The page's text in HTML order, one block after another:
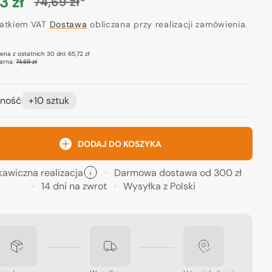
Cena
regularna
VAT Dostawa obliczana przy realizacji zamówienia.
z ostatnich 30 dni: 65,72 zł
74,69 zł
+10 sztuk
DODAJ DO KOSZYKA
realizacja
Darmowa dostawa od 300 zł
14 dni na zwrot
Wysyłka z Polski